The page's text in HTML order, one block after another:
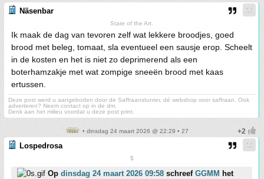
Näsenbar
State of the Art.
Ik maak de dag van tevoren zelf wat lekkere broodjes, goed
brood met beleg, tomaat, sla eventueel een sausje erop. Scheelt
in de kosten en het is niet zo deprimerend als een
boterhamzakje met wat zompige sneeën brood met kaas
ertussen.
Deze post werd u aangeboden door de Saffraanstunter, dé webshop voor saffraan. Ook
adverteren? Neem contact op in de dm.
Denk aan het milieu voordat u deze post print.
• dinsdag 24 maart 2026 @ 22:29 • 27
Lospedrosa
$
Op dinsdag 24 maart 2026 09:58 schreef GGMM het